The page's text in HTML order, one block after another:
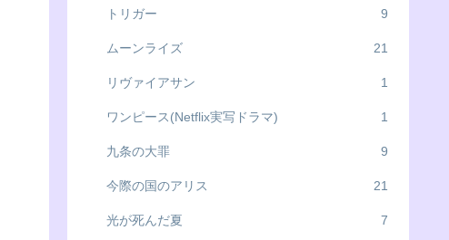
トリガー 9
ムーンライズ 21
リヴァイアサン 1
ワンピース(Netflix実写ドラマ) 1
九条の大罪 9
今際の国のアリス 21
光が死んだ夏 7